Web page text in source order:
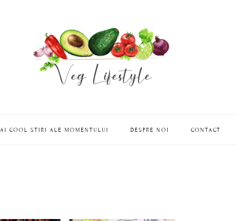
COOL STIRI ALE MOMENTULUI DESPRE NOI CONTACT